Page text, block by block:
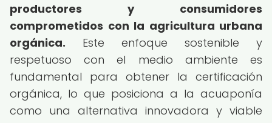
productores y consumidores
comprometidos con la agricultura urbana
orgánica. Este enfoque sostenible y
respetuoso con el medio ambiente es
fundamental para obtener la certificación
orgánica, lo que posiciona a la acuaponía
como una alternativa innovadora y viable